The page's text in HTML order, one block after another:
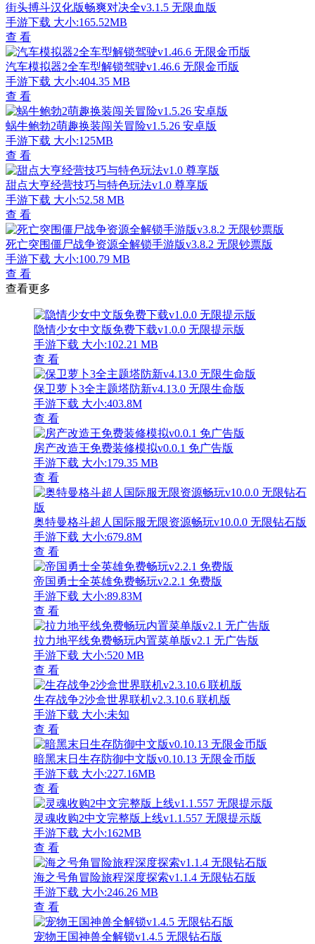
街头搏斗汉化版畅爽对决全v3.1.5 无限血版
手游下载 大小:165.52MB
查 看
汽车模拟器2全车型解锁驾驶v1.46.6 无限金币版
手游下载 大小:404.35 MB
查 看
蜗牛鲍勃2萌趣换装闯关冒险v1.5.26 安卓版
手游下载 大小:125MB
查 看
甜点大亨经营技巧与特色玩法v1.0 尊享版
手游下载 大小:52.58 MB
查 看
死亡突围僵尸战争资源全解锁手游版v3.8.2 无限钞票版
手游下载 大小:100.79 MB
查 看
查看更多
隐情少女中文版免费下载v1.0.0 无限提示版
手游下载 大小:102.21 MB
查 看
保卫萝卜3全主题塔防新v4.13.0 无限生命版
手游下载 大小:403.8M
查 看
房产改造王免费装修模拟v0.0.1 免广告版
手游下载 大小:179.35 MB
查 看
奥特曼格斗超人国际服无限资源畅玩v10.0.0 无限钻石版
手游下载 大小:679.8M
查 看
帝国勇士全英雄免费畅玩v2.2.1 免费版
手游下载 大小:89.83M
查 看
拉力地平线免费畅玩内置菜单版v2.1 无广告版
手游下载 大小:520 MB
查 看
生存战争2沙盒世界联机v2.3.10.6 联机版
手游下载 大小:未知
查 看
暗黑末日生存防御中文版v0.10.13 无限金币版
手游下载 大小:227.16MB
查 看
灵魂收购2中文完整版上线v1.1.557 无限提示版
手游下载 大小:162MB
查 看
海之号角冒险旅程深度探索v1.1.4 无限钻石版
手游下载 大小:246.26 MB
查 看
宠物王国神兽全解锁v1.4.5 无限钻石版